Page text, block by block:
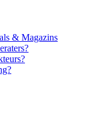
& Magazins